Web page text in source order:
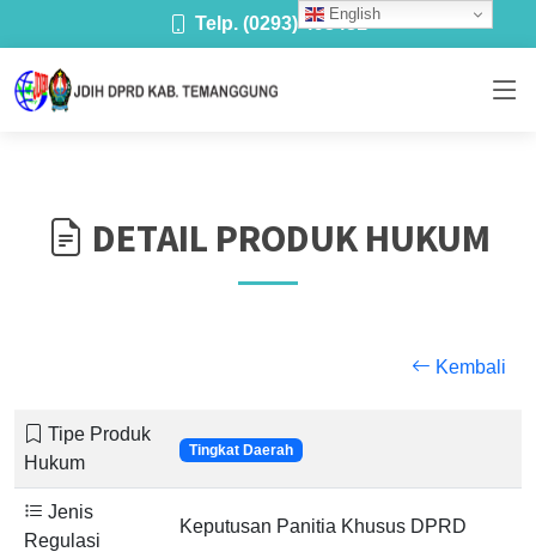
English
Telp. (0293) 493481
DETAIL PRODUK HUKUM
Kembali
Tipe Produk
Hukum
Tingkat Daerah
Jenis
Regulasi
Keputusan Panitia Khusus DPRD